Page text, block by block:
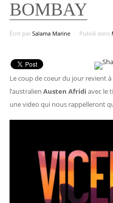
BOMBAY
Écrit par Salama Marine Publié dans
Le coup de coeur du jour revient à
l’australien Austen Afridi avec le
une video qui nous rappelleront